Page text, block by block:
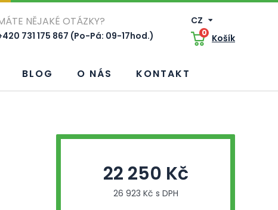
NĚJAKÉ OTÁZKY?
731 175 867 (Po-Pá: 09-17hod.)
CZ
0 Košík
BLOG O NÁS KONTAKT
22 250 Kč
26 923 Kč s DPH